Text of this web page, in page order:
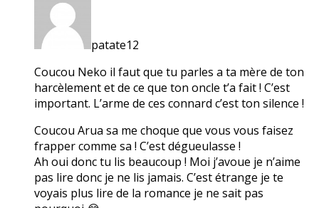
patate12
Coucou Neko il faut que tu parles a ta mère de ton
harcèlement et de ce que ton oncle t’a fait ! C’est
important. L’arme de ces connard c’est ton silence !
Coucou Arua sa me choque que vous vous faisez
frapper comme sa ! C’est dégueulasse !
Ah oui donc tu lis beaucoup ! Moi j’avoue je n’aime
pas lire donc je ne lis jamais. C’est étrange je te
voyais plus lire de la romance je ne sait pas